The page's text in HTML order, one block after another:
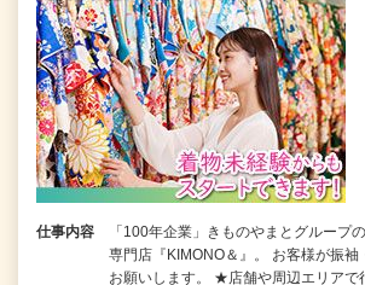
仕事内容
「100年企業」きものやまとグループ
専門店『KIMONO＆』。 お客様が振袖
お願いします。 ★店舗や周辺エリア